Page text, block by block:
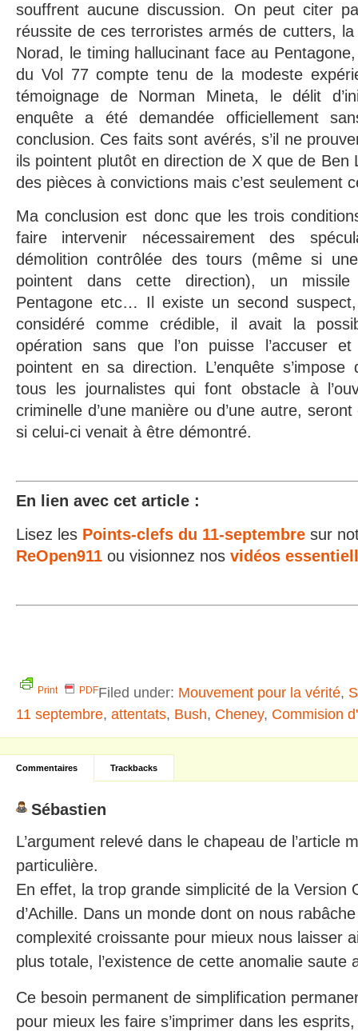
souffrent aucune discussion. On peut citer
réussite de ces terroristes armés de cutters,
Norad, le timing hallucinant face au
du Vol 77 compte tenu de la modeste
témoignage de Norman Mineta, le délit
enquête a été demandée officiellement
conclusion. Ces faits sont avérés, s’il ne
ils pointent plutôt en direction de X que de Ben
des pièces à convictions mais c’est seulement
Ma conclusion est donc que les trois
faire intervenir nécessairement des
démolition contrôlée des tours (même si une
pointent dans cette direction), un
Pentagone etc… Il existe un second
considéré comme crédible, il avait la
opération sans que l’on puisse l’accuser
pointent en sa direction. L’enquête
tous les journalistes qui font obstacle à
criminelle d’une manière ou d’une autre,
si celui-ci venait à être démontré.
En lien avec cet article :
Lisez les Points-clefs du 11-septembre sur
ReOpen911 ou visionnez nos vidéos
Print PDFFiled under: Mouvement pour la vérité,
11 septembre, attentats, Bush, Cheney, Commision
Commentaires Trackbacks
Sébastien
L’argument relevé dans le chapeau de l’article
particulière.
En effet, la trop grande simplicité de la Version
d’Achille. Dans un monde dont on nous rabâche
complexité croissante pour mieux nous laisser
plus totale, l’existence de cette anomalie saute
Ce besoin permanent de simplification
pour mieux les faire s’imprimer dans les